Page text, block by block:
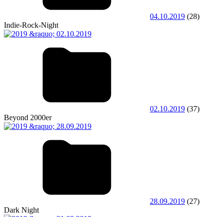
04.10.2019 (28)
Indie-Rock-Night
02.10.2019 (37)
Beyond 2000er
28.09.2019 (27)
Dark Night